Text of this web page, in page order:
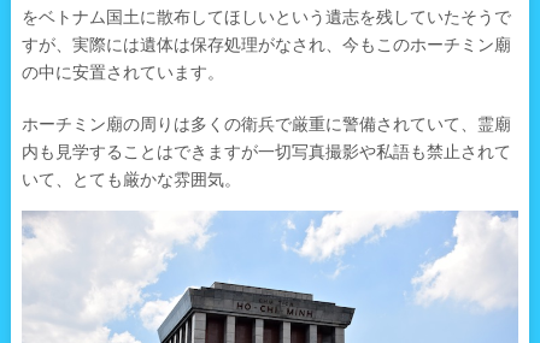
をベトナム国土に散布してほしいという遺志を残していたそうで
すが、実際には遺体は保存処理がなされ、今もこのホーチミン廟
の中に安置されています。
ホーチミン廟の周りは多くの衛兵で厳重に警備されていて、霊廟
内も見学することはできますが一切写真撮影や私語も禁止されて
いて、とても厳かな雰囲気。